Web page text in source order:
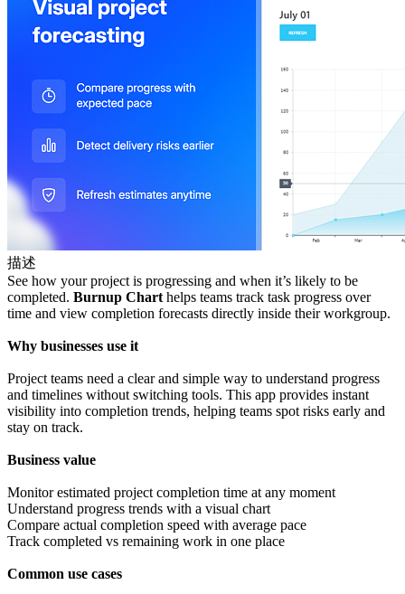
描述
See how your project is progressing and when it’s likely to be
completed. Burnup Charthelps teams track task progress over
time and view completion forecasts directly inside their workgroup.
Why businesses use it
Project teams need a clear and simple way to understand progress
and timelines without switching tools. This app provides instant
visibility into completion trends, helping teams spot risks early and
stay on track.
Business value
Monitor estimated project completion time at any moment
Understand progress trends with a visual chart
Compare actual completion speed with average pace
Track completed vs remaining work in one place
Common use cases